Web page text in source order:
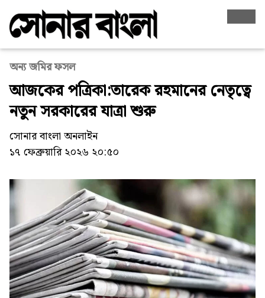
অন্য জমির ফসল
আজকের পত্রিকা:তারেক রহমানের নেতৃত্বে
নতুন সরকারের যাত্রা শুরু
সোনার বাংলা অনলাইন
১৭ ফেব্রুয়ারি ২০২৬ ২০:৫০